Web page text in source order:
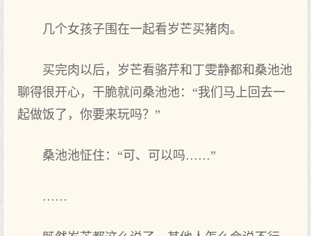
几个女孩子围在一起看岁芒买猪肉。
买完肉以后，岁芒看骆芹和丁雯静都和桑池池
聊得很开心，干脆就问桑池池：“我们马上回去一
起做饭了，你要来玩吗？”
桑池池怔住：“可、可以吗……”
……